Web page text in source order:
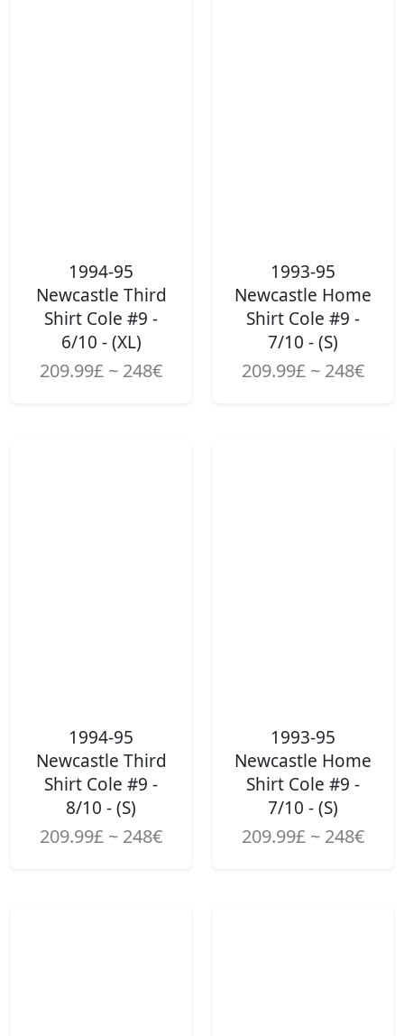
1994-95
Newcastle Third
Shirt Cole #9 -
6/10 - (XL)
209.99£ ~ 248€
1993-95
Newcastle Home
Shirt Cole #9 -
7/10 - (S)
209.99£ ~ 248€
1994-95
Newcastle Third
Shirt Cole #9 -
8/10 - (S)
209.99£ ~ 248€
1993-95
Newcastle Home
Shirt Cole #9 -
7/10 - (S)
209.99£ ~ 248€